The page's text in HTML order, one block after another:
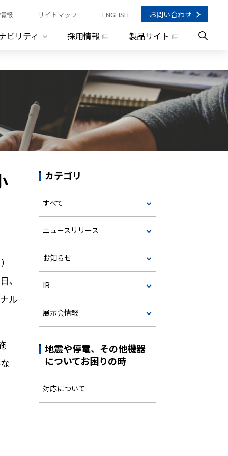
報 サイトマップ ENGLISH お問い合わせ
ビリティ 採用情報 製品サイト
日、
ル
カテゴリ
すべて
ニュースリリース
お知らせ
IR
展示会情報
地震や停電、その他機器
についてお困りの時
対応について